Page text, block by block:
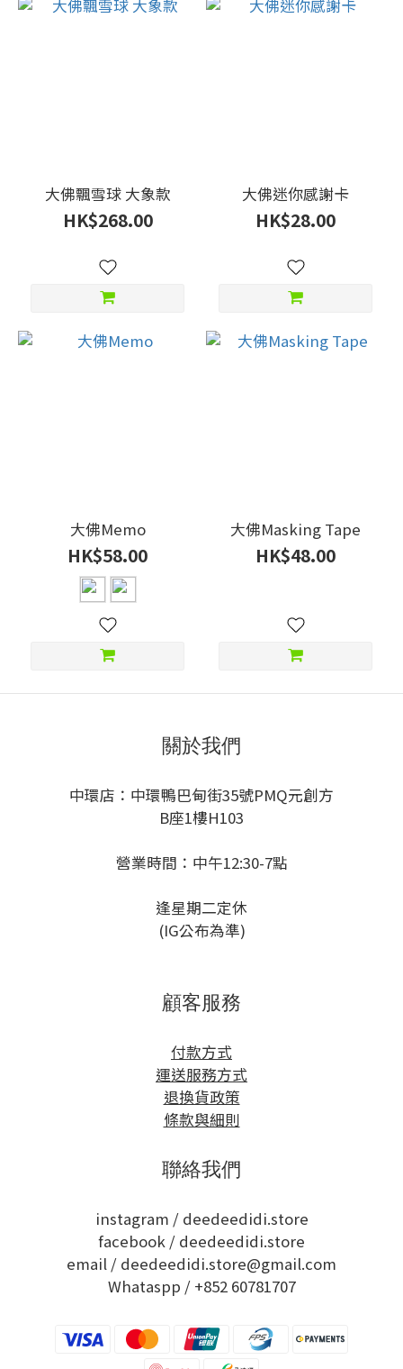
大佛飄雪球 大象款
HK$268.00
大佛迷你感謝卡
HK$28.00
大佛Memo
HK$58.00
大佛Masking Tape
HK$48.00
關於我們
中環店：中環鴨巴甸街35號PMQ元創方
B座1樓H103
營業時間：中午12:30-7點
逢星期二定休
(IG公布為準)
顧客服務
付款方式
運送服務方式
退換貨政策
條款與細則
聯絡我們
instagram / deedeedidi.store
facebook / deedeedidi.store
email / deedeedidi.store@gmail.com
Whataspp / +852 60781707